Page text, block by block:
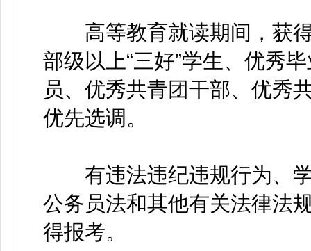
高等教育就读期间，获得
部级以上“三好”学生、优秀
员、优秀共青团干部、优秀
优先选调。
有违法违纪违规行为、学
公务员法和其他有关法律法
得报考。